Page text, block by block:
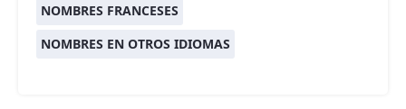
NOMBRES FRANCESES
NOMBRES EN OTROS IDIOMAS